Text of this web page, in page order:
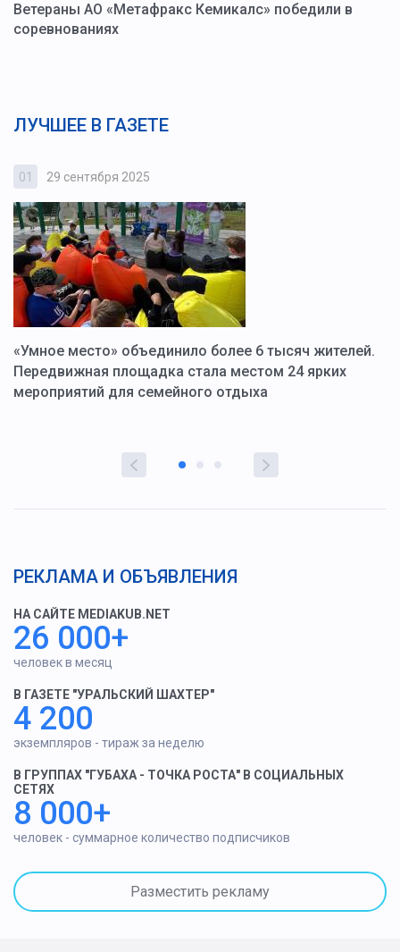
Ветераны АО «Метафракс Кемикалс» победили в
соревнованиях
ЛУЧШЕЕ В ГАЗЕТЕ
01 29 сентября 2025
«Умное место» объединило более 6 тысяч жителей.
Передвижная площадка стала местом 24 ярких
мероприятий для семейного отдыха
РЕКЛАМА И ОБЪЯВЛЕНИЯ
НА САЙТЕ MEDIAKUB.NET
26 000+
человек в месяц
В ГАЗЕТЕ "УРАЛЬСКИЙ ШАХТЕР"
4 200
экземпляров - тираж за неделю
В ГРУППАХ "ГУБАХА - ТОЧКА РОСТА" В СОЦИАЛЬНЫХ
СЕТЯХ
8 000+
человек - суммарное количество подписчиков
Разместить рекламу